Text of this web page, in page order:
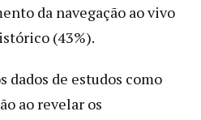
da navegação ao vivo
(43%).
dados de estudos como
ao revelar os